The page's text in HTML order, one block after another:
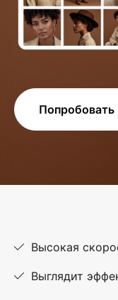
Попробовать
Высокая
Выглядит